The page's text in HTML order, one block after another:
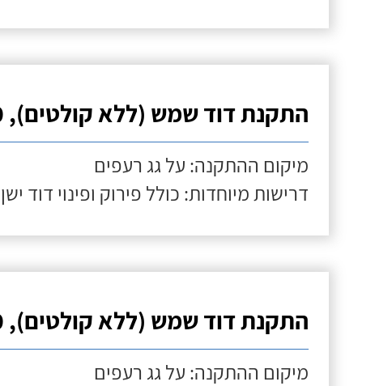
התקנת דוד שמש (ללא קולטים), 120 ליטר
מיקום ההתקנה: על גג רעפים
דרישות מיוחדות: כולל פירוק ופינוי דוד ישן
התקנת דוד שמש (ללא קולטים), 150 ליטר
מיקום ההתקנה: על גג רעפים